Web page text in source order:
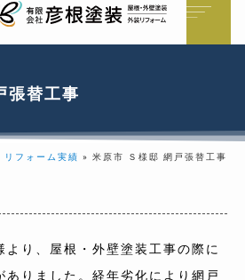
張替工事
リフォーム実績 » 米原市 Ｓ様邸 網戸張替工事
より、屋根・外壁塗装工事の際に
ありました。経年劣化により網戸